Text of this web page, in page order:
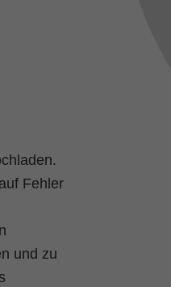
Fehler
und zu